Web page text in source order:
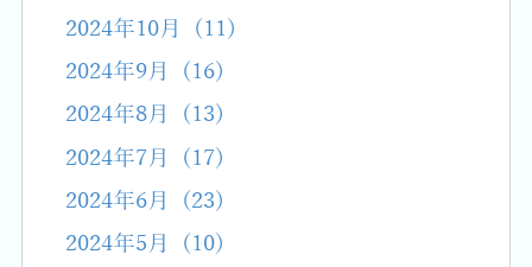
2024年10月 (11)
2024年9月 (16)
2024年8月 (13)
2024年7月 (17)
2024年6月 (23)
2024年5月 (10)